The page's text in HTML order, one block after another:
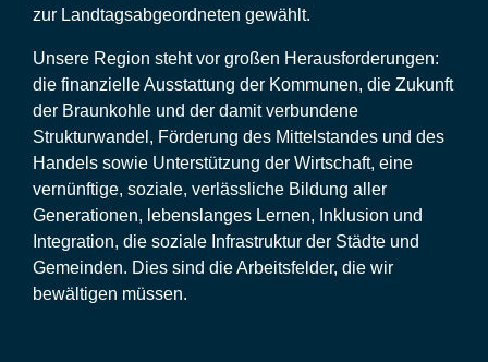
zur Landtagsabgeordneten gewählt.
Unsere Region steht vor großen Herausforderungen:
die finanzielle Ausstattung der Kommunen, die Zukunft
der Braunkohle und der damit verbundene
Strukturwandel, Förderung des Mittelstandes und des
Handels sowie Unterstützung der Wirtschaft, eine
vernünftige, soziale, verlässliche Bildung aller
Generationen, lebenslanges Lernen, Inklusion und
Integration, die soziale Infrastruktur der Städte und
Gemeinden. Dies sind die Arbeitsfelder, die wir
bewältigen müssen.